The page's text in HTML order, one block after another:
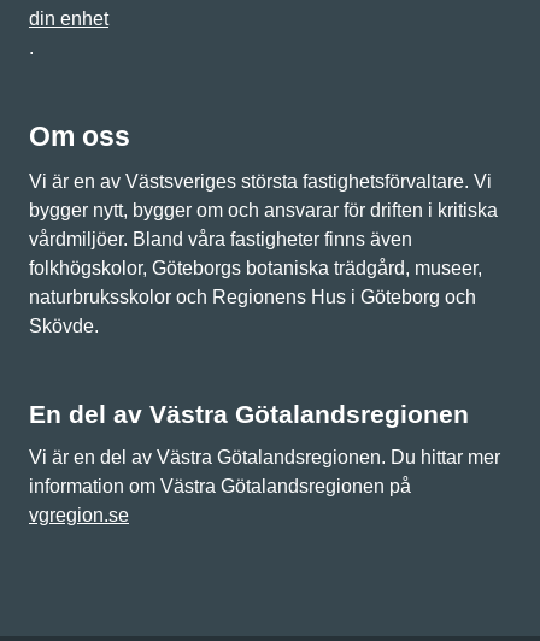
din enhet
.
Om oss
Vi är en av Västsveriges största fastighetsförvaltare. Vi
bygger nytt, bygger om och ansvarar för driften i kritiska
vårdmiljöer. Bland våra fastigheter finns även
folkhögskolor, Göteborgs botaniska trädgård, museer,
naturbruksskolor och Regionens Hus i Göteborg och
Skövde.
En del av Västra Götalandsregionen
Vi är en del av Västra Götalandsregionen. Du hittar mer
information om Västra Götalandsregionen på
vgregion.se